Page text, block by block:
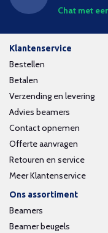
Chat met
Klantenservice
Bestellen
Betalen
Verzending en levering
Advies beamers
Contact opnemen
Offerte aanvragen
Retouren en service
Meer Klantenservice
Ons assortiment
Beamers
Beamer beugels